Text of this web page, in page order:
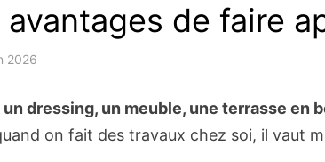
de faire
2026
un dressing, un meuble, une terrasse en
on fait des travaux chez soi, il vaut